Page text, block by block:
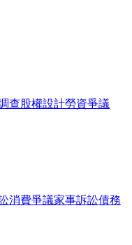
查股權設計勞資爭議
消費爭議家事訴訟債務